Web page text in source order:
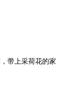
带上采荷花的家